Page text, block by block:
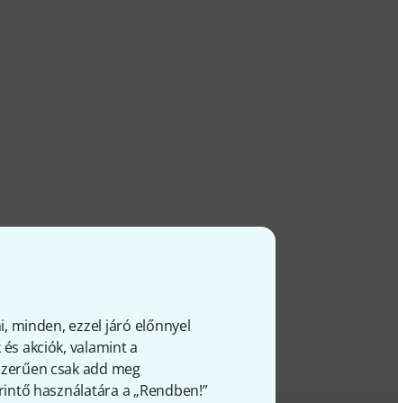
minden, ezzel járó előnnyel
akciók, valamint a
csak add meg
használatára a „Rendben!”